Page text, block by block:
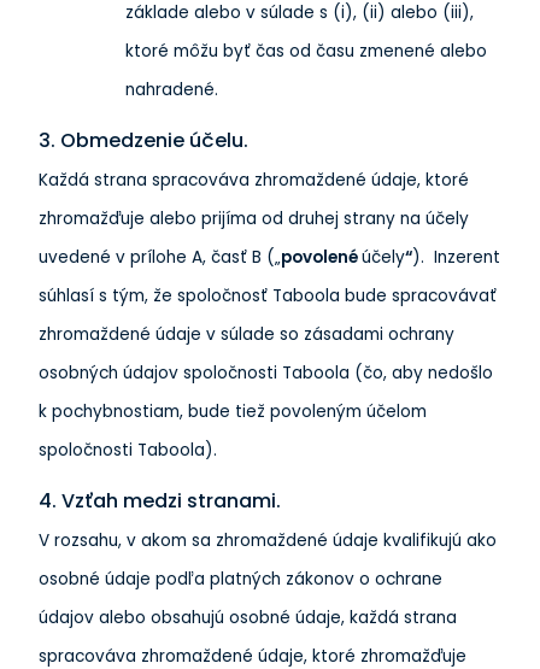
základe alebo v súlade s (i), (ii) alebo (iii),
ktoré môžu byť čas od času zmenené alebo
nahradené.
3. Obmedzenie účelu.
Každá strana spracováva zhromaždené údaje, ktoré
zhromažďuje alebo prijíma od druhej strany na účely
uvedené v prílohe A, časť B („povolenéúčely“). Inzerent
súhlasí s tým, že spoločnosť Taboola bude spracovávať
zhromaždené údaje v súlade so zásadami ochrany
osobných údajov spoločnosti Taboola (čo, aby nedošlo
k pochybnostiam, bude tiež povoleným účelom
spoločnosti Taboola).
4. Vzťah medzi stranami.
V rozsahu, v akom sa zhromaždené údaje kvalifikujú ako
osobné údaje podľa platných zákonov o ochrane
údajov alebo obsahujú osobné údaje, každá strana
spracováva zhromaždené údaje, ktoré zhromažďuje